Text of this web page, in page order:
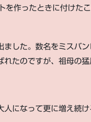
作ったときに付けた
した。数名をミスバ
たのですが、祖母の
になって更に増え続